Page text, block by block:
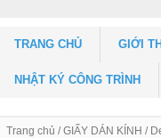
TRANG CHỦ GIỚI
NHẬT KÝ CÔNG TRÌNH
Trang chủ /GIẤY DÁN KÍNH /